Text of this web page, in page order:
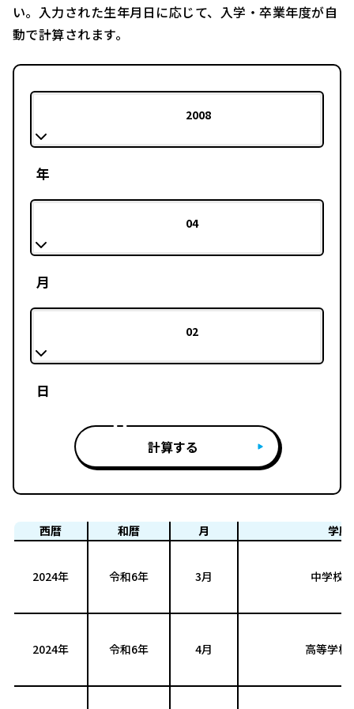
い。入力された生年月日に応じて、入学・卒業年度が自
動で計算されます。
2008
年
04
月
02
日
計算する
西暦 和暦 月 学歴
2024年 令和6年 3月 中学校
2024年 令和6年 4月 高等学校